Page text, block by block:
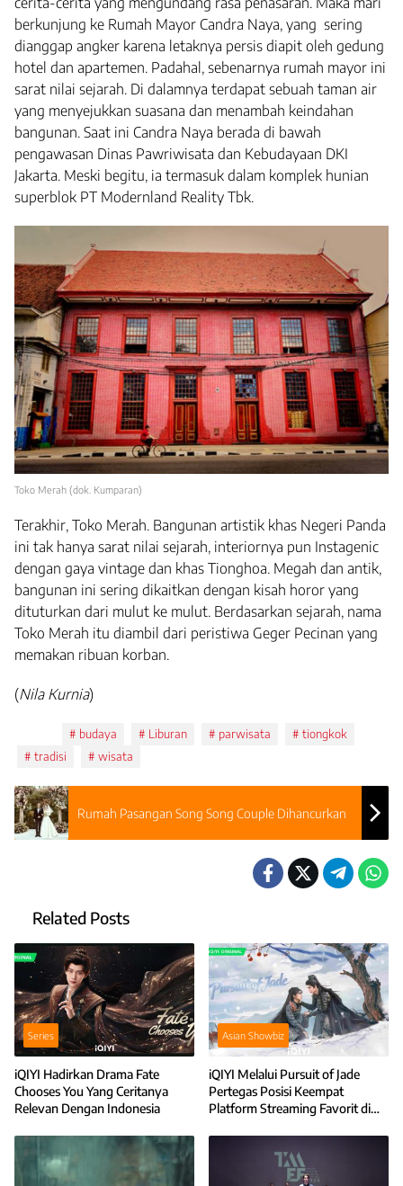
berkunjung ke Rumah Mayor Candra Naya, yang sering
dianggap angker karena letaknya persis diapit oleh gedung
hotel dan apartemen. Padahal, sebenarnya rumah mayor ini
sarat nilai sejarah. Di dalamnya terdapat sebuah taman air
yang menyejukkan suasana dan menambah keindahan
bangunan. Saat ini Candra Naya berada di bawah
pengawasan Dinas Pawriwisata dan Kebudayaan DKI
Jakarta. Meski begitu, ia termasuk dalam komplek hunian
superblok PT Modernland Reality Tbk.
Toko Merah (dok. Kumparan)
Terakhir, Toko Merah. Bangunan artistik khas Negeri Panda
ini tak hanya sarat nilai sejarah, interiornya pun Instagenic
dengan gaya vintage dan khas Tionghoa. Megah dan antik,
bangunan ini sering dikaitkan dengan kisah horor yang
dituturkan dari mulut ke mulut. Berdasarkan sejarah, nama
Toko Merah itu diambil dari peristiwa Geger Pecinan yang
memakan ribuan korban.
(Nila Kurnia)
budaya Liburan parwisata
tiongkok
tradisi
wisata
Rumah Pasangan Song Song Couple Dihancurkan
Related Posts
Series
iQIYI Hadirkan Drama Fate
Chooses You Yang Ceritanya
Relevan Dengan Indonesia
Asian Showbiz
iQIYI Melalui Pursuit of Jade
Pertegas Posisi Keempat
Platform Streaming Favorit di